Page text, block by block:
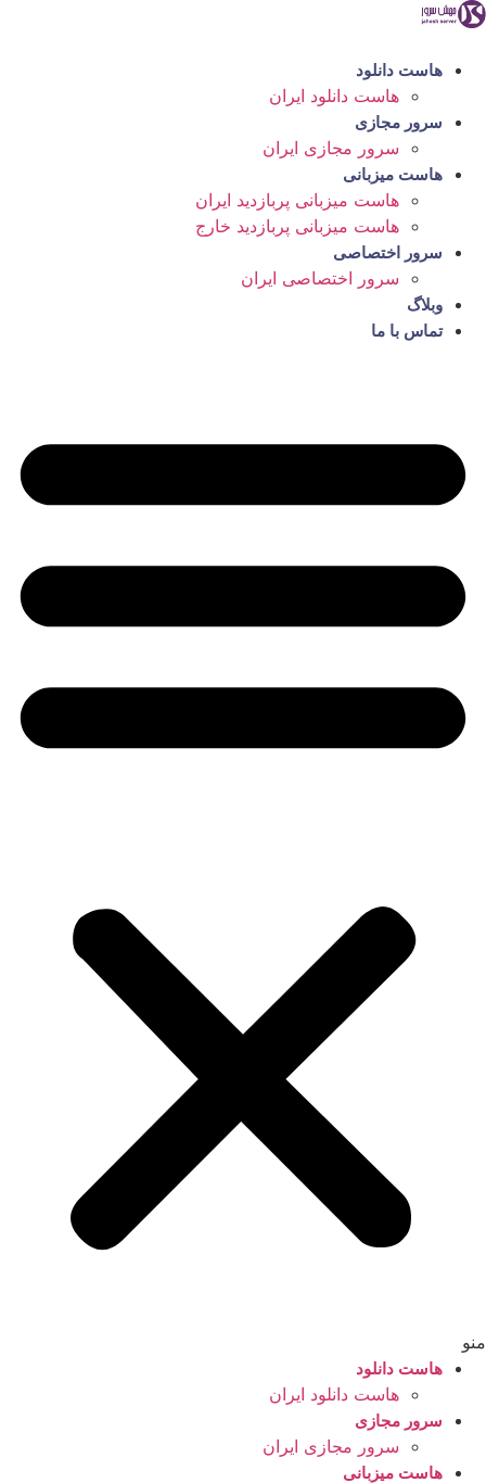
پرش
محتوا
هاست دانلود
هاست دانلود ایران
سرور مجازی
سرور مجازی ایران
هاست میزبانی
هاست میزبانی پربازدید ایران
هاست میزبانی پربازدید خارج
سرور اختصاصی
سرور اختصاصی ایران
وبلاگ
تماس با ما
منو
هاست دانلود
هاست دانلود ایران
سرور مجازی
سرور مجازی ایران
هاست میزبانی